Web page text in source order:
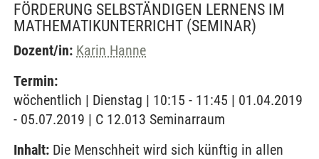
FÖRDERUNG SELBSTÄNDIGEN LERNENS IM
MATHEMATIKUNTERRICHT (SEMINAR)
Dozent/in: Karin Hanne
Termin:
wöchentlich | Dienstag | 10:15 - 11:45 | 01.04.2019
- 05.07.2019 | C 12.013 Seminarraum
Inhalt: Die Menschheit wird sich künftig in allen